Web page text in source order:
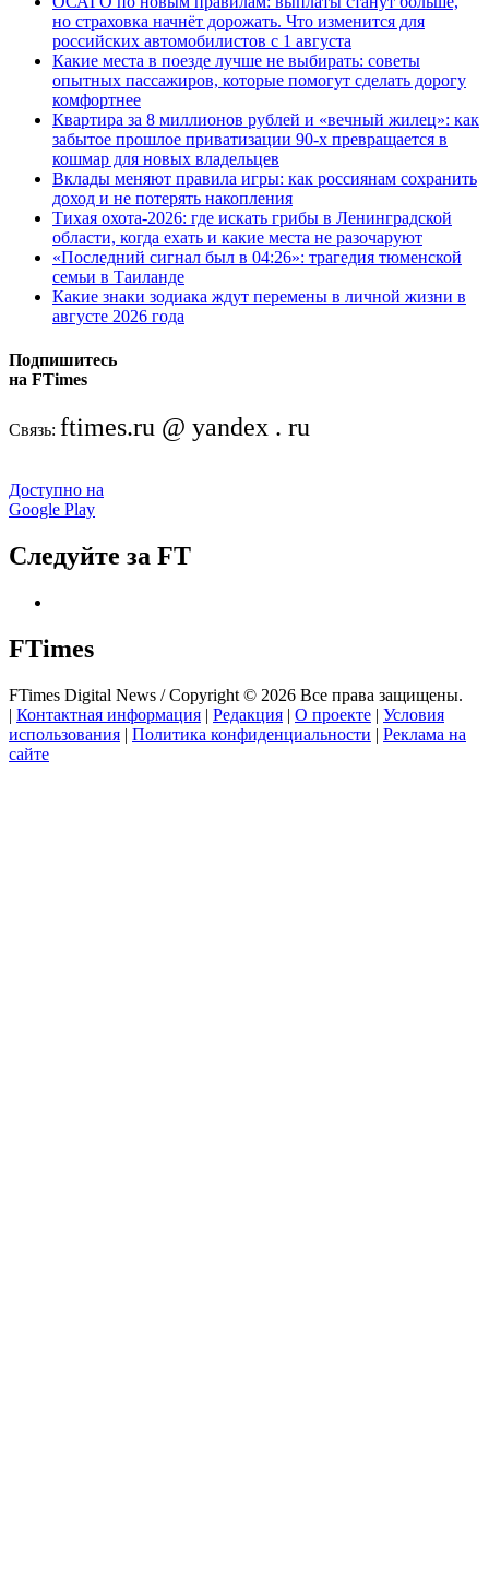
но страховка начнёт дорожать. Что изменится для
российских автомобилистов с 1 августа
Какие места в поезде лучше не выбирать: советы
опытных пассажиров, которые помогут сделать дорогу
комфортнее
Квартира за 8 миллионов рублей и «вечный жилец»: как
забытое прошлое приватизации 90-х превращается в
кошмар для новых владельцев
Вклады меняют правила игры: как россиянам сохранить
доход и не потерять накопления
Тихая охота-2026: где искать грибы в Ленинградской
области, когда ехать и какие места не разочаруют
«Последний сигнал был в 04:26»: трагедия тюменской
семьи в Таиланде
Какие знаки зодиака ждут перемены в личной жизни в
августе 2026 года
Подпишитесь
на FTimes
Связь: ftimes.ru @ yandex . ru
Доступно на
Google Play
Следуйте за FT
FTimes
FTimes Digital News / Copyright © 2026 Все права защищены.
| Контактная информация | Редакция | О проекте | Условия
использования | Политика конфиденциальности | Реклама на
сайте